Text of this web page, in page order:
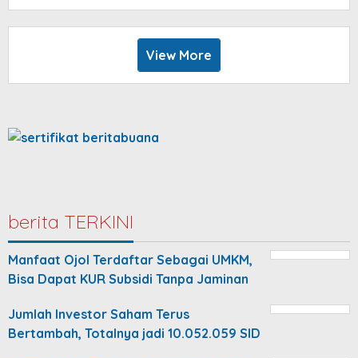
View More
berita TERKINI
Manfaat Ojol Terdaftar Sebagai UMKM,
Bisa Dapat KUR Subsidi Tanpa Jaminan
Jumlah Investor Saham Terus
Bertambah, Totalnya jadi 10.052.059 SID